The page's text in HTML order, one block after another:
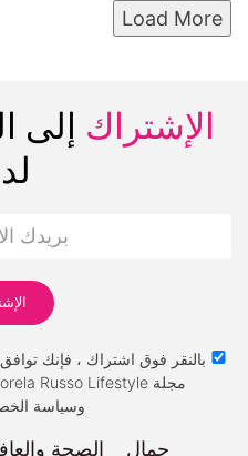
Load More
الإشتراك إلى
بالنقر فوق اشتراك ، فإنك
وسياسة
جمال الصحة